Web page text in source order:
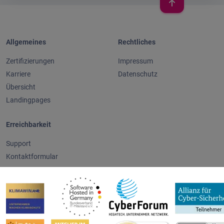
Allgemeines
Zertifizierungen
Karriere
Übersicht
Landingpages
Rechtliches
Impressum
Datenschutz
Erreichbarkeit
Support
Kontaktformular